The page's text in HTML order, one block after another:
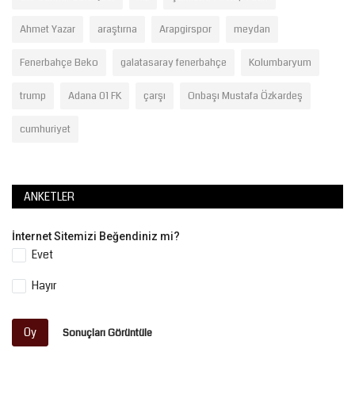
Ahmet Yazar araştırna Arapgirspor meydan
Fenerbahçe Beko galatasaray fenerbahçe Kolumbaryum
trump Adana 01 FK çarşı Onbaşı Mustafa Özkardeş
cumhuriyet
ANKETLER
İnternet Sitemizi Beğendiniz mi?
Evet
Hayır
Oy Sonuçları Görüntüle